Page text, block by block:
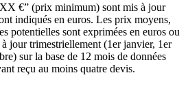
€” (prix minimum) sont mis à jour
indiqués en euros. Les prix moyens,
potentielles sont exprimées en euros ou
jour trimestriellement (1er janvier, 1er
sur la base de 12 mois de données
reçu au moins quatre devis.